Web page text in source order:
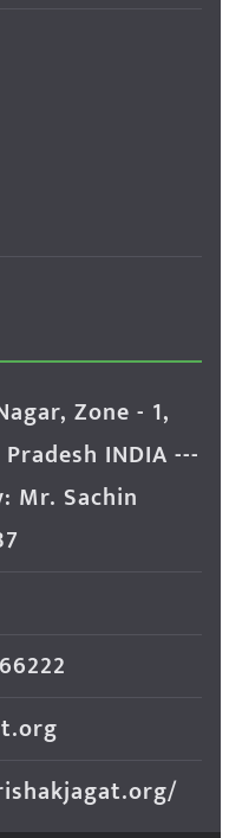
Zone - 1,
INDIA ---
Mr. Sachin